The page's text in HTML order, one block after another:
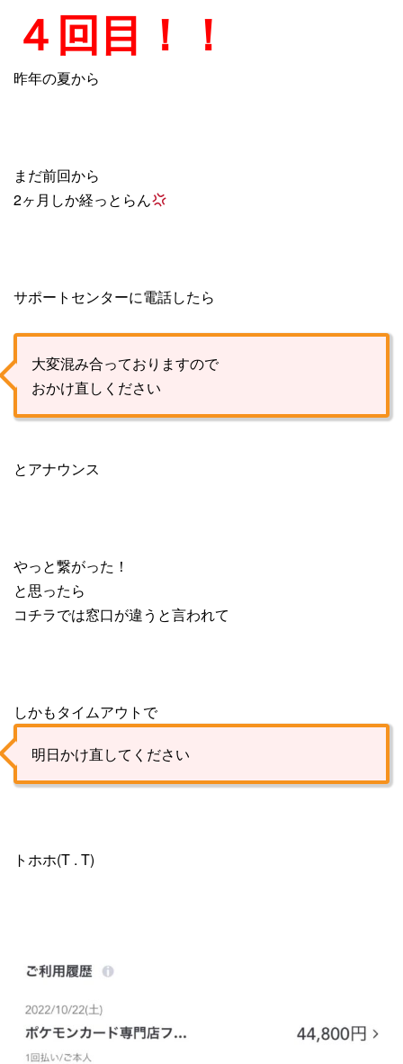
４回目！！
昨年の夏から
まだ前回から
2ヶ月しか経っとらん
サポートセンターに電話したら
大変混み合っておりますので
おかけ直しください
とアナウンス
やっと繋がった！
と思ったら
コチラでは窓口が違うと言われて
しかもタイムアウトで
明日かけ直してください
トホホ(T . T)